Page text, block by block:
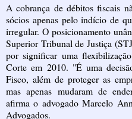
A cobrança de débitos fiscais
sócios apenas pelo indício de
irregular. O posicionamento
Superior Tribunal de Justiça
por significar uma
Corte em 2010. "É uma
Fisco, além de proteger as
mas apenas mudaram de
afirma o advogado Marcelo
Advogados.